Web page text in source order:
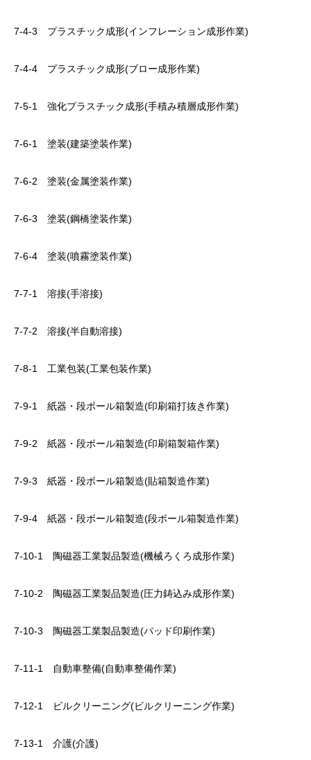
7-4-3 プラスチック成形(インフレーション成形作業)
7-4-4 プラスチック成形(ブロー成形作業)
7-5-1 強化プラスチック成形(手積み積層成形作業)
7-6-1 塗装(建築塗装作業)
7-6-2 塗装(金属塗装作業)
7-6-3 塗装(鋼橋塗装作業)
7-6-4 塗装(噴霧塗装作業)
7-7-1 溶接(手溶接)
7-7-2 溶接(半自動溶接)
7-8-1 工業包装(工業包装作業)
7-9-1 紙器・段ボール箱製造(印刷箱打抜き作業)
7-9-2 紙器・段ボール箱製造(印刷箱製箱作業)
7-9-3 紙器・段ボール箱製造(貼箱製造作業)
7-9-4 紙器・段ボール箱製造(段ボール箱製造作業)
7-10-1 陶磁器工業製品製造(機械ろくろ成形作業)
7-10-2 陶磁器工業製品製造(圧力鋳込み成形作業)
7-10-3 陶磁器工業製品製造(パッド印刷作業)
7-11-1 自動車整備(自動車整備作業)
7-12-1 ビルクリーニング(ビルクリーニング作業)
7-13-1 介護(介護)